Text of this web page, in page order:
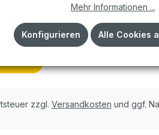
zzgl. Versandkosten und ggf.
Mehr Informationen ...
Konfigurieren Alle Cookies